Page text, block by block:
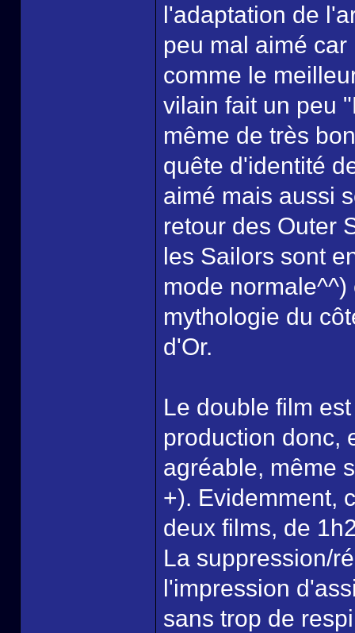
l'adaptation de
peu mal aimé
comme le
vilain fait un peu
même de très
quête d'identité
aimé mais aussi
retour des Outer
les Sailors sont
mode
mythologie du
d'Or.
Le double film
production donc,
agréable, même
+). Evidemment,
deux films, de
La suppression/
l'impression
sans trop de